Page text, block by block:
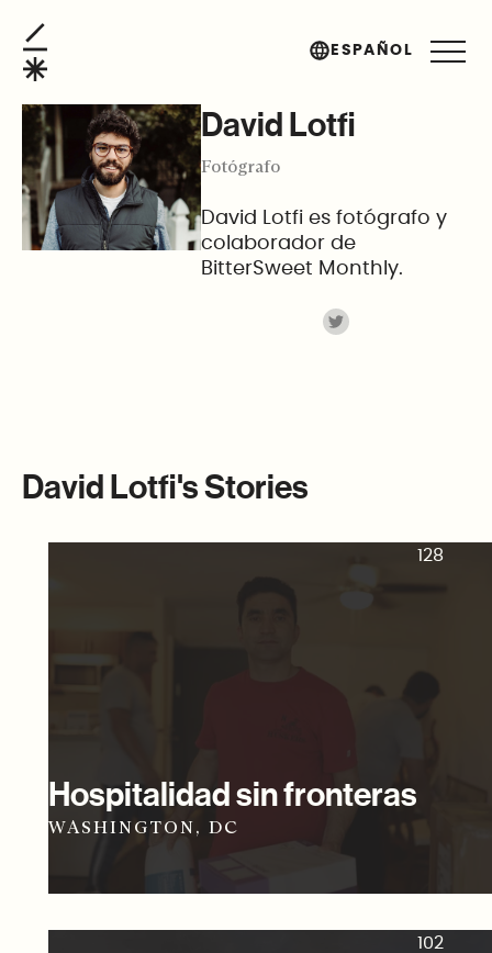
ESPAÑOL
David Lotfi
Fotógrafo
David Lotfi es fotógrafo y
colaborador de
BitterSweet Monthly.
David Lotfi's Stories
128
Hospitalidad sin fronteras
WASHINGTON, DC
102